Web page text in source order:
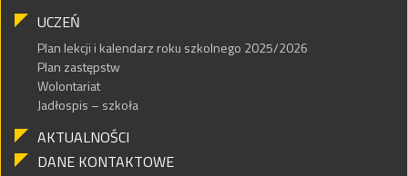
UCZEŃ
Plan lekcji i kalendarz roku szkolnego 2025/2026
Plan zastępstw
Wolontariat
Jadłospis – szkoła
AKTUALNOŚCI
DANE KONTAKTOWE